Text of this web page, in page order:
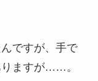
ですが、手で
りますが……。